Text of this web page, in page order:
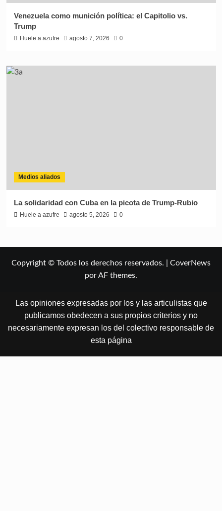
Venezuela como munición política: el Capitolio vs.
Trump
Huele a azufre agosto 7, 2026 0
Medios aliados
La solidaridad con Cuba en la picota de Trump-Rubio
Huele a azufre agosto 5, 2026 0
Copyright © Todos los derechos reservados.
CoverNews
por AF themes.
Las opiniones expresadas por los y las articulistas que
publicamos obedecen a sus propios criterios y no
necesariamente expresan los del colectivo responsable de
esta página